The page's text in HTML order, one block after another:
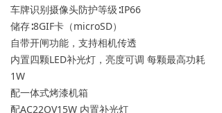
车牌识别摄像头防护等级∶IP66
储存∶8GIF卡（microSD）
自带开闸功能，支持相机传透
内置四颗LED补光灯，亮度可调 每颗最高功耗
1W
配一体式烤漆机箱
配AC22OV15W 内置补光灯